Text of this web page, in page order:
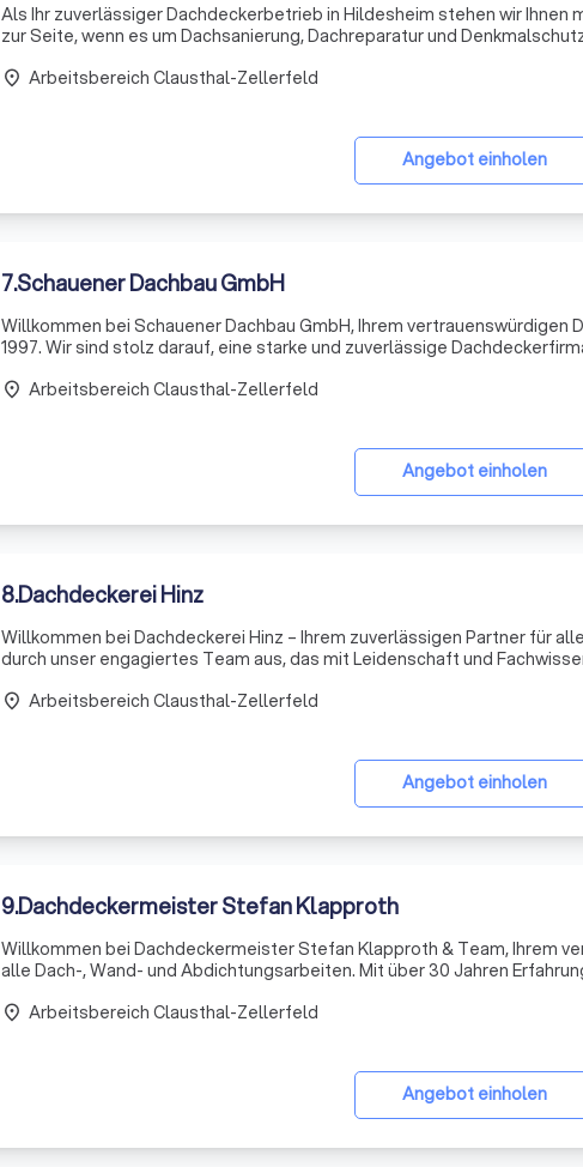
Als Ihr zuverlässiger Dachdeckerbetrieb in Hildesheim stehen wir Ihnen
zur Seite, wenn es um Dachsanierung, Dachreparatur und
Installation
Angebot einholen
place Arbeitsbereich Clausthal-Zellerfeld
7.Schauener Dachbau GmbH
Willkommen bei Schauener Dachbau GmbH, Ihrem
1997. Wir sind stolz darauf, eine starke und zuverlässige
qualifi
Angebot einholen
place Arbeitsbereich Clausthal-Zellerfeld
8.Dachdeckerei Hinz
Willkommen bei Dachdeckerei Hinz – Ihrem zuverlässigen Partner für
durch unser engagiertes Team aus, das mit Leidenschaft und
Angebot einholen
place Arbeitsbereich Clausthal-Zellerfeld
9.Dachdeckermeister Stefan Klapproth
Willkommen bei Dachdeckermeister Stefan Klapproth & Team, Ihrem
alle Dach-, Wand- und Abdichtungsarbeiten. Mit über 30 Jahren
anzubieten. Un
Angebot einholen
place Arbeitsbereich Clausthal-Zellerfeld